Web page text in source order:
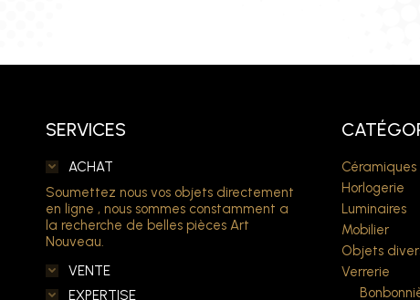
SERVICES
ACHAT
Soumettez nous vos objets directement
en ligne , nous sommes constamment a
la recherche de belles pièces Art
Nouveau.
VENTE
EXPERTISE
Céramiques
Horlogerie
Luminaires
Mobilier
Objets
Verrerie